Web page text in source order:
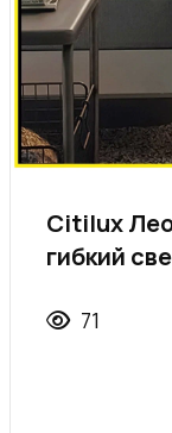
Citilux
гибкий
71